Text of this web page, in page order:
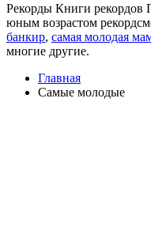
Рекорды Книги рекордов
юным возрастом
банкир, самая молодая
многие другие.
Главная
Самые молодые